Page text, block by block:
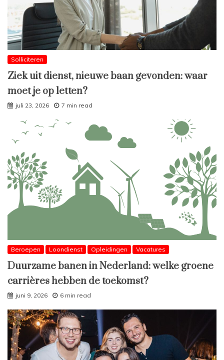
Solliciteren
Ziek uit dienst, nieuwe baan gevonden: waar
moet je op letten?
juli 23, 2026 7 min read
Beroepen Loondienst Opleidingen Vacatures
Duurzame banen in Nederland: welke groene
carrières hebben de toekomst?
juni 9, 2026 6 min read